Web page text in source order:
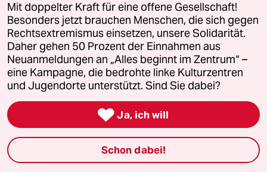
recherchefonds ausland
panterstiftung
panterpreis 2026
Podcast
bundestalk
Mit doppelter Kraft für eine offene Gesellschaft!
Besonders jetzt brauchen Menschen, die sich gegen
Rechtsextremismus einsetzen, unsere Solidarität.
Daher gehen 50 Prozent der Einnahmen aus
Neuanmeldungen an „Alles beginnt im Zentrum“ –
eine Kampagne, die bedrohte linke Kulturzentren
und Jugendorte unterstützt. Sind Sie dabei?
 Ja, ich will
Schon dabei!